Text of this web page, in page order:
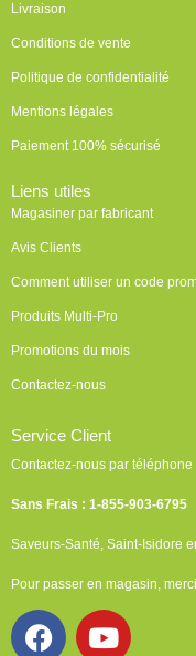
Livraison
Conditions de vente
Politique de confidentialité
Mentions légales
Paiement 100% sécurisé
Liens utiles
Magasiner par fabricant
Avis Clients
Comment utiliser un code
Produits Multi-Pro
Promotions du mois
Contactez-nous
Service Client
Contactez-nous par
Sans Frais : 1-855-903-6795
Saveurs-Santé, Saint-Isidore
Pour passer en magasin,
F
a
Y
o